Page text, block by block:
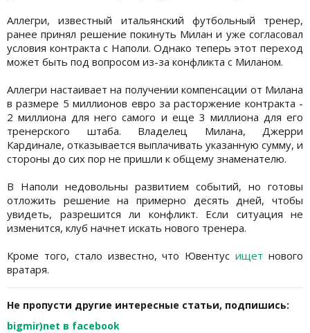
Аллегри, известный итальянский футбольный тренер,
ранее принял решение покинуть Милан и уже согласовал
условия контракта с Наполи. Однако теперь этот переход
может быть под вопросом из-за конфликта с Миланом.
Аллегри настаивает на получении компенсации от Милана
в размере 5 миллионов евро за расторжение контракта -
2 миллиона для него самого и еще 3 миллиона для его
тренерского штаба. Владелец Милана, Джерри
Кардинале, отказывается выплачивать указанную сумму, и
стороны до сих пор не пришли к общему знаменателю.
В Наполи недовольны развитием событий, но готовы
отложить решение на примерно десять дней, чтобы
увидеть, разрешится ли конфликт. Если ситуация не
изменится, клуб начнет искать нового тренера.
Кроме того, стало известно, что Ювентусищет нового
вратаря.
Не пропусти другие интересные статьи, подпишись:
bigmir)net в facebook